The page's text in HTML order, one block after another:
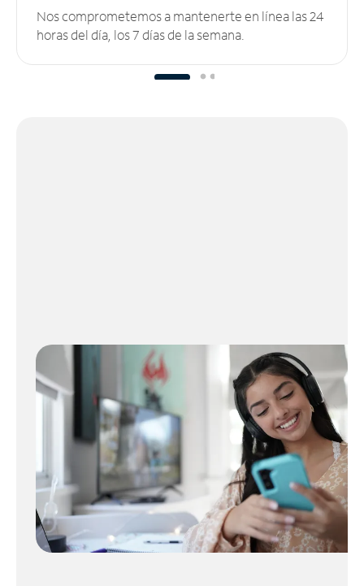
Nos comprometemos a mantenerte en línea las 24
horas del día, los 7 días de la semana.